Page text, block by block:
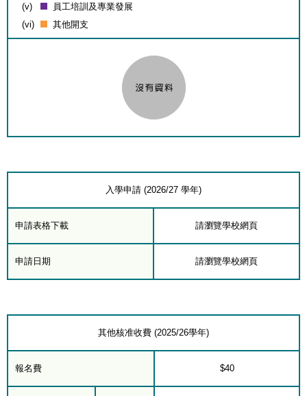
(v)
員工培訓及專業發展
(vi)
其他開支
入學申請 (2026/27 學年)
申請表格下載 請瀏覽學校網頁
申請日期 請瀏覽學校網頁
其他核准收費 (2025/26學年)
報名費 $40